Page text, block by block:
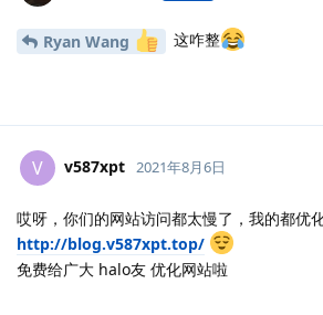
Ryan Wang 这咋整
V v587xpt 2021年8月6日
哎呀，你们的网站访问都太慢了，我的都优
http://blog.v587xpt.top/
免费给广大 halo友 优化网站啦